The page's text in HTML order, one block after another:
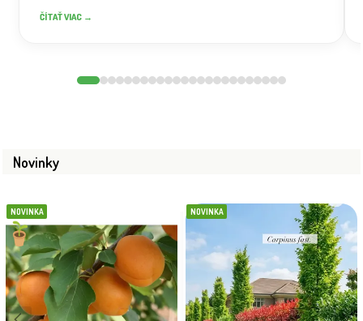
ČÍTAŤ VIAC →
Novinky
NOVINKA NOVINKA